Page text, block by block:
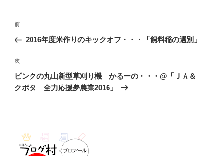
投
ナ
ビ
ゲ
ー
前
の
稿
前
2016年度米作りのキックオフ・・・「飼料稲の選別」
次
の
投
次
ピンクの丸山新型草刈り機 かるーの・・・@「ＪＡ＆
クボタ 全力応援夢農業2016」